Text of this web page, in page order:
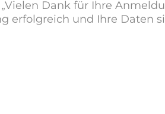
Dank für Ihre
erfolgreich und Ihre Daten